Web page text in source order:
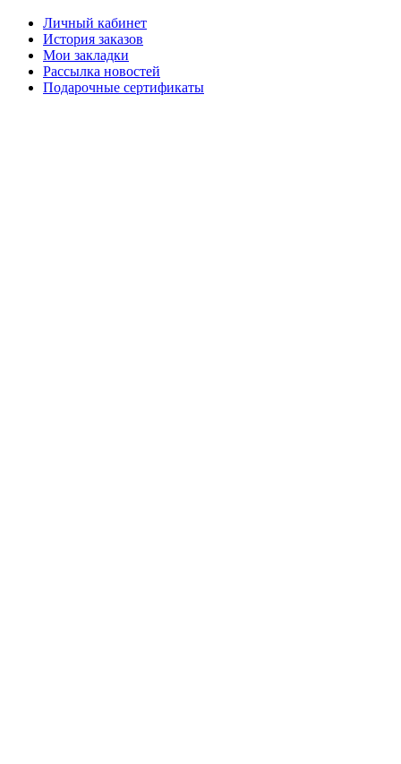
Личный кабинет
История заказов
Мои закладки
Рассылка новостей
Подарочные сертификаты